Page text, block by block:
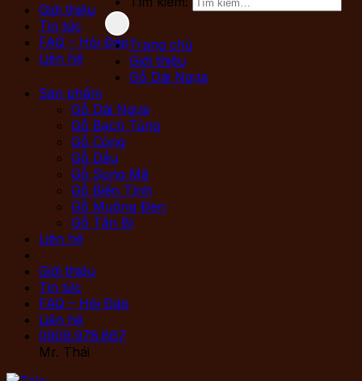
Giới thiệu
Tin tức
FAQ – Hỏi Đáp
Liên hệ
Trang chủ
Giới thiệu
Gỗ Dái Ngựa
Sản phẩm
Gỗ Dái Ngựa
Gỗ Bạch Tùng
Gỗ Còng
Gỗ Dầu
Gỗ Song Mã
Gỗ Biến Tính
Gỗ Muồng Đen
Gỗ Tần Bì
Liên hệ
Giới thiệu
Tin tức
FAQ – Hỏi Đáp
Liên hệ
0909.978.867
Mr. Thái